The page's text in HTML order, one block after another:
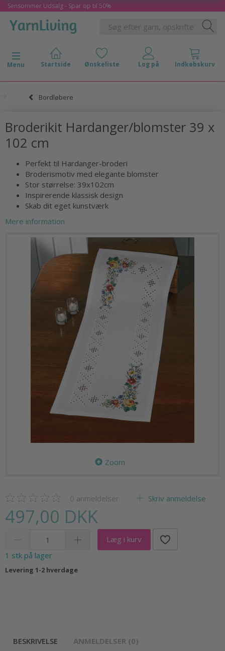
Sensommer Udsalg - Spar op til 50%
Skifte navigation
Menu
Bordløbere
Broderikit Hardanger/blomster 39 x
102 cm
Perfekt til Hardanger-broderi
Broderismotiv med elegante blomster
Stor størrelse: 39x102cm
Inspirerende klassisk design
Skab dit eget kunstværk
Mere information
Zoom
0 anmeldelser Skriv anmeldelse
497,00 DKK
Læg i kurv
1 stk på lager
Levering 1-2 hverdage
BESKRIVELSE ANMELDELSER (0)